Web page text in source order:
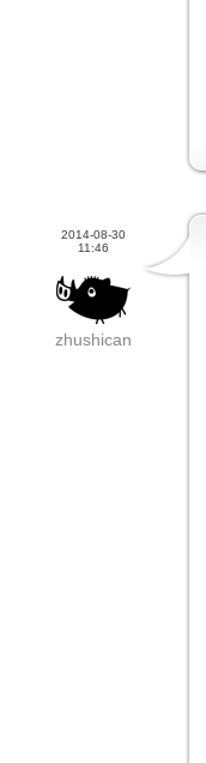
2014-08-30
11:46
zhushican